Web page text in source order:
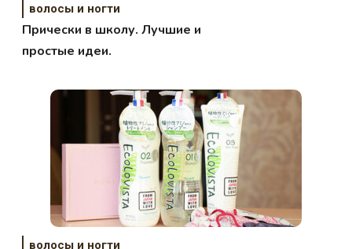
волосы и ногти
Прически в школу. Лучшие и
простые идеи.
волосы и ногти